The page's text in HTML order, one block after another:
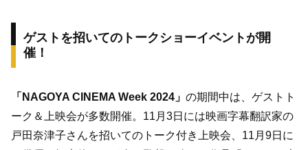
ゲストを招いてのトークショーイベントが開
催！
「NAGOYA CINEMA Week 2024」 の期間中は、ゲストト
ーク＆上映会が多数開催。11月3日には映画字幕翻訳家の
戸田奈津子さんを招いてのトーク付き上映会、11月9日に